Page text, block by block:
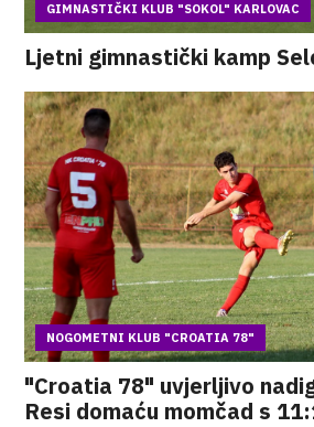
GIMNASTIČKI KLUB "SOKOL" KARLOVAC
Ljetni gimnastički kamp
NOGOMETNI KLUB "CROATIA 78"
"Croatia 78" uvjerljivo
Resi domaću momčad s